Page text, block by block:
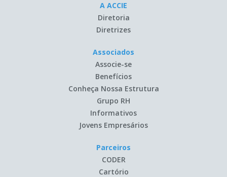
A ACCIE
Diretoria
Diretrizes
Associados
Associe-se
Benefícios
Conheça Nossa Estrutura
Grupo RH
Informativos
Jovens Empresários
Parceiros
CODER
Cartório